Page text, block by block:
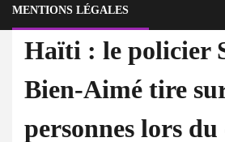
MENTIONS LÉGALES
À la Une Actu
Haïti : le policier
Bien-Aimé tire
personnes lors